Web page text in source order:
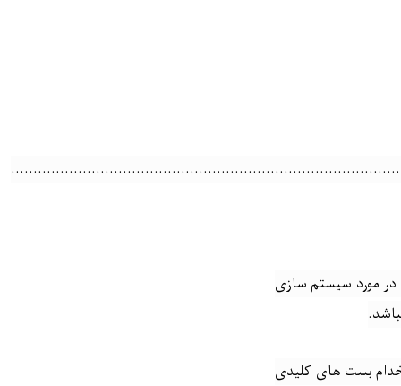
............................
در مورد سیستم سازی
.
بست های کلیدی